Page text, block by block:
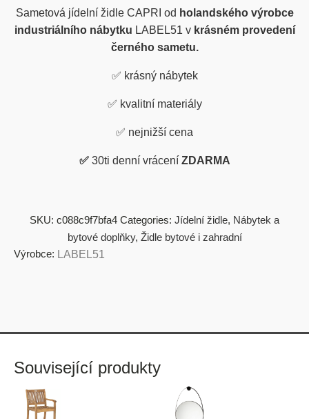
Sametová jídelní židle CAPRI od holandského výrobce
industriálního nábytku LABEL51 v krásném provedení
černého sametu.
✅ krásný nábytek
✅ kvalitní materiály
✅ nejnižší cena
✅ 30ti denní vrácení ZDARMA
SKU: c088c9f7bfa4 Categories: Jídelní židle, Nábytek a
bytové doplňky, Židle bytové i zahradní
Výrobce: LABEL51
Související produkty